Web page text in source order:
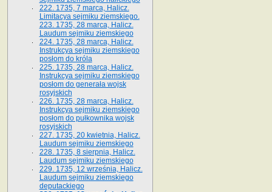
222. 1735, 7 marca, Halicz.
Limitacya sejmiku ziemskiego.
223. 1735, 28 marca, Halicz.
Laudum sejmiku ziemskiego
224. 1735, 28 marca, Halicz.
Instrukcya sejmiku ziemskiego
posłom do króla
225. 1735, 28 marca, Halicz.
Instrukcya sejmiku ziemskiego
posłom do generała wojsk
rosyjskich
226. 1735, 28 marca, Halicz.
Instrukcya sejmiku ziemskiego
posłom do pułkownika wojsk
rosyjskich
227. 1735, 20 kwietnia, Halicz.
Laudum sejmiku ziemskiego
228. 1735, 8 sierpnia, Halicz.
Laudum sejmiku ziemskiego
229. 1735, 12 września, Halicz.
Laudum sejmiku ziemskiego
deputackiego